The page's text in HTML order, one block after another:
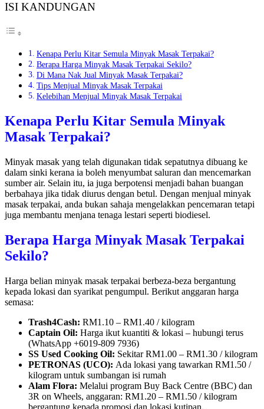
ISI KANDUNGAN
Kenapa Perlu Kitar Semula Minyak Masak Terpakai?
Berapa Harga Minyak Masak Terpakai Sekilo?
Di Mana Nak Jual Minyak Masak Terpakai?
Tips Menjual Minyak Masak Terpakai
Kelebihan Menjual Minyak Masak Terpakai
Kenapa Perlu Kitar Semula Minyak
Masak Terpakai?
Minyak masak yang telah digunakan tidak sepatutnya dibuang ke
dalam sinki kerana ia boleh menyumbat saluran dan mencemarkan
sumber air. Selain itu, ia juga berpotensi menjadi bahan buangan
berbahaya jika tidak diurus dengan betul. Dengan menjual minyak
masak terpakai, anda bukan sahaja mengelakkan pencemaran tetapi
juga membantu menjana tenaga lestari seperti biodiesel.
Berapa Harga Minyak Masak Terpakai
Sekilo?
Harga belian minyak masak terpakai berbeza-beza bergantung
kepada lokasi dan syarikat pengumpul. Berikut anggaran harga
semasa:
Trash4Cash: RM1.10 – RM1.40 / kilogram
Captain Oil: Harga ikut kuantiti & lokasi – hubungi terus
(WhatsApp +6019-809 7936)
SS Used Cooking Oil: Sekitar RM1.00 – RM1.30 / kilogram
PETRONAS (UCO): Ada lokasi yang tawarkan RM1.50 /
kilogram untuk sumbangan isi rumah
Alam Flora: Melalui program Buy Back Centre (BBC) dan
3R on Wheels, anggaran: RM1.20 – RM1.50 / kilogram
bergantung kepada promosi dan lokasi kutipan.